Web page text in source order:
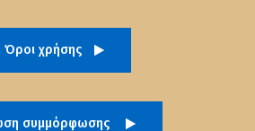
Όροι χρήσης
συμμόρφωσης